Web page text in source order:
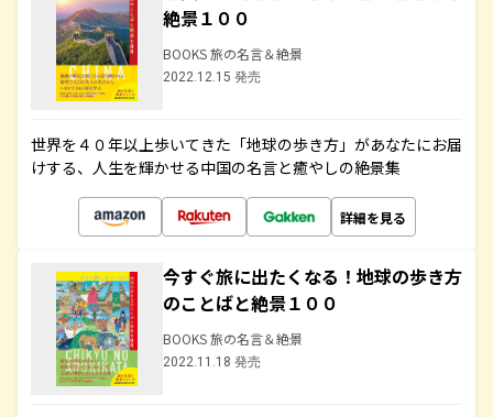
絶景１００
BOOKS 旅の名言＆絶景
2022.12.15 発売
世界を４０年以上歩いてきた「地球の歩き方」があなたにお届
けする、人生を輝かせる中国の名言と癒やしの絶景集
詳細を見る
今すぐ旅に出たくなる！地球の歩き方
のことばと絶景１００
BOOKS 旅の名言＆絶景
2022.11.18 発売